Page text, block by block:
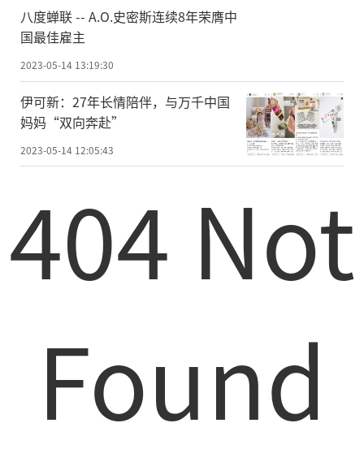
八度蝉联 -- A.O.史密斯连续8年荣膺中
国最佳雇主
2023-05-14 13:19:30
伊可新：27年长情陪伴，与万千中国
妈妈“双向奔赴”
2023-05-14 12:05:43
404 Not
Found